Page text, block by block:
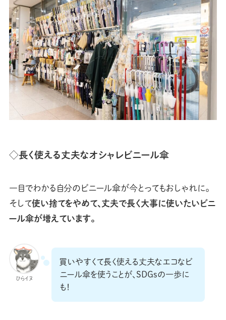
◇長く使える丈夫なオシャレビニール傘
一目でわかる自分のビニール傘が今とってもおしゃれに。
そして使い捨てをやめて、丈夫で長く大事に使いたいビニ
ール傘が増えています。
ひらイヌ
買いやすくて長く使える丈夫なエコなビ
ニール傘を使うことが、SDGsの一歩に
も！